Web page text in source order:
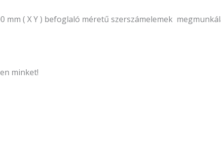
( X Y ) befoglaló méretű szerszámelemek
minket!